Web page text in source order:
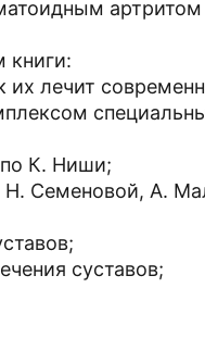
артритом
книги:
их лечит
по К. Ниши;
Семеновой, А.
суставов;